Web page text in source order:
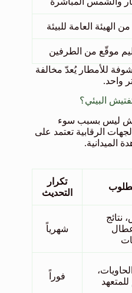
الهيئة العامة للبيئة
موقّع من الطرفين
للأمطار يُعدّ مخالفة
واحد.
البيئي؟
ليس بسبب سوء
الرقابية تعتمد على
الميدانية.
تكرار
التحديث
نتائج
شهرياً
للمتعهد
فوراً